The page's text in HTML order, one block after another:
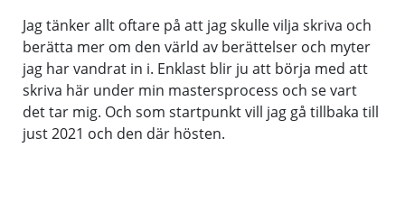
Jag tänker allt oftare på att jag skulle vilja skriva och
berätta mer om den värld av berättelser och myter
jag har vandrat in i. Enklast blir ju att börja med att
skriva här under min mastersprocess och se vart
det tar mig. Och som startpunkt vill jag gå tillbaka till
just 2021 och den där hösten.